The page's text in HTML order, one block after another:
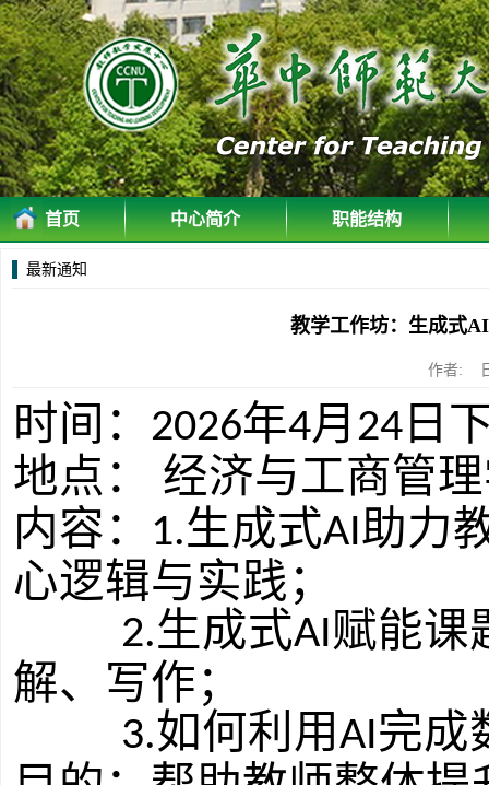
首页 中心简介 职能结构
最新通知
教学工作坊：生成式
作者:
时间： 2026年4月 24 日
地点：
经济与工商管
内容：
1.生成式AI助力
心逻辑与实践；
2.生成式AI赋能课
解、写作；
3.如何利用AI完成